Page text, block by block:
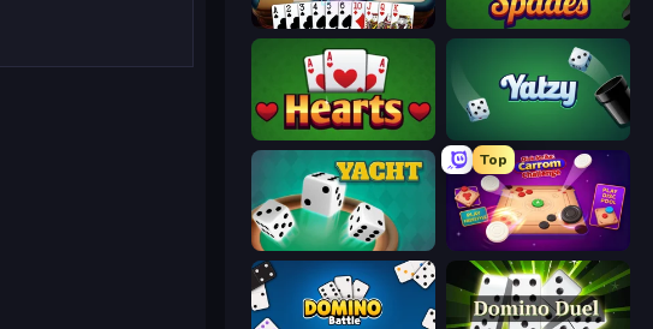
Gin Rummy Mania Spades
Hearts: Classic
Yacht
Top